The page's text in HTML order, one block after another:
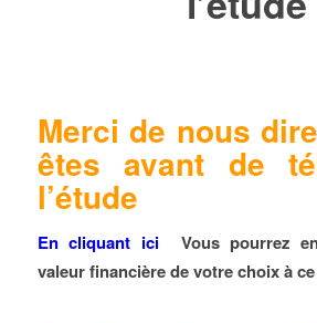
Merci de nous
êtes avant de
l’étude
En cliquant ici
Vous pourrez
valeur financière de votre choix à